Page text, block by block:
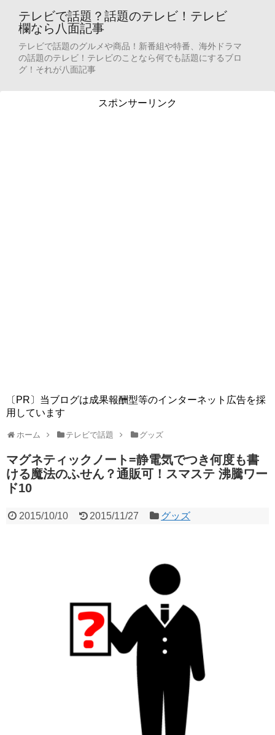
テレビで話題？話題のテレビ！テレビ
欄なら八面記事
テレビで話題のグルメや商品！新番組や特番、海外ドラマ
の話題のテレビ！テレビのことなら何でも話題にするブロ
グ！それが八面記事
スポンサーリンク
〔PR〕当ブログは成果報酬型等のインターネット広告を採
用しています
ホーム テレビで話題 グッズ
マグネティックノート=静電気でつき何度も書
ける魔法のふせん？通販可！スマステ 沸騰ワー
ド10
2015/10/10 2015/11/27 グッズ